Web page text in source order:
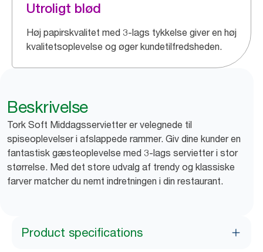
Utroligt blød
Høj papirskvalitet med 3-lags tykkelse giver en høj
kvalitetsoplevelse og øger kundetilfredsheden.
Beskrivelse
Tork Soft Middagsservietter er velegnede til
spiseoplevelser i afslappede rammer. Giv dine kunder en
fantastisk gæsteoplevelse med 3-lags servietter i stor
størrelse. Med det store udvalg af trendy og klassiske
farver matcher du nemt indretningen i din restaurant.
Product specifications